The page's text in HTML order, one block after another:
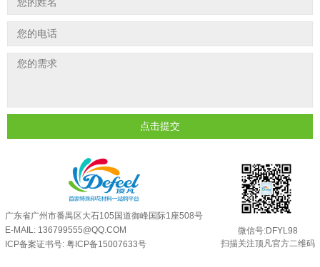
超细反光粉怎么印牢度才会更好？ 2025-06-11
反光粉是永久有效的吗？能用多久？
外墙涂料中怎么添加反光粉使用？
反光粉能用在注塑工艺上吗？ 2025-06-02
反光粉可以混合其他颜料一起使用吗... 2025-05-23
点击提交
广东省广州市番禺区大石105国道御峰国际1座508号
E-MAIL: 136799555@QQ.COM
ICP备案证书号: 粤ICP备15007633号
微信号:DFYL98
扫描关注顶凡官方二维码